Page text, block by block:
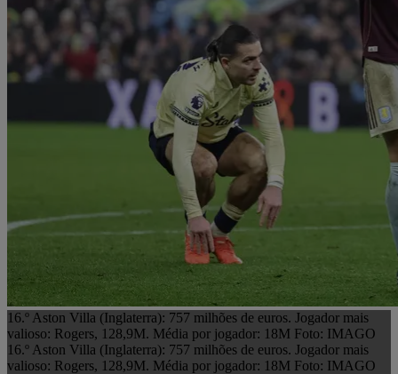
16.º Aston Villa (Inglaterra): 757 milhões de euros. Jogador mais
valioso: Rogers, 128,9M. Média por jogador: 18M Foto: IMAGO
16.º Aston Villa (Inglaterra): 757 milhões de euros. Jogador mais
valioso: Rogers, 128,9M. Média por jogador: 18M Foto: IMAGO